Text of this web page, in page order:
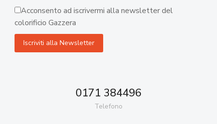
Acconsento ad iscrivermi alla newsletter del
colorificio Gazzera
0171 384496
Telefono